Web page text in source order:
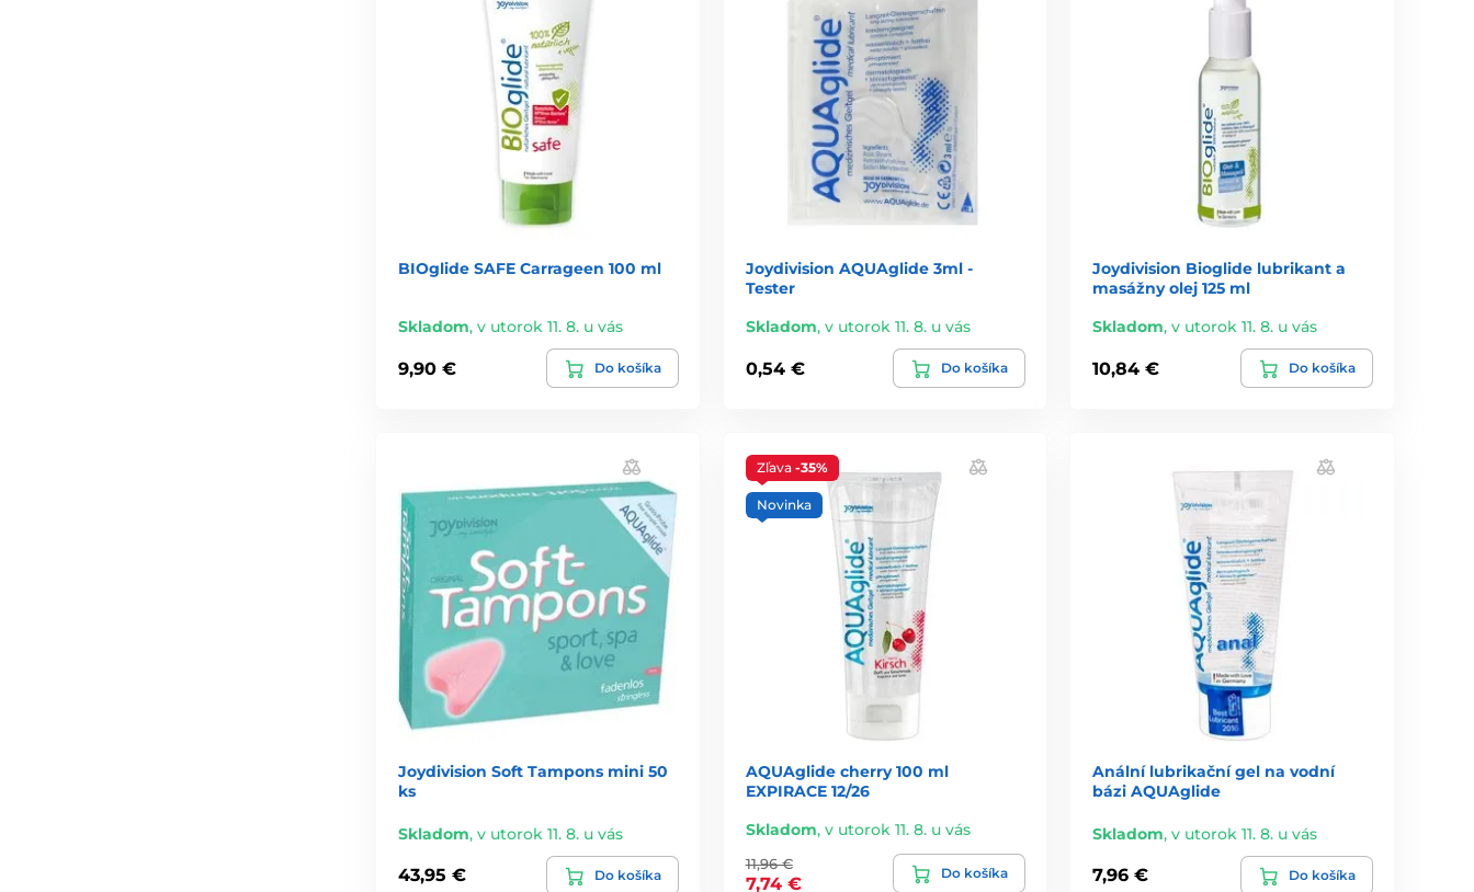
BIOglide SAFE Carrageen 100 ml
Skladom, v utorok 11. 8. u vás
9,90 € Do košíka
Joydivision AQUAglide 3ml -
Tester
Skladom, v utorok 11. 8. u vás
0,54 € Do košíka
Joydivision Bioglide lubrikant a
masážny olej 125 ml
Skladom,v utorok 11. 8. u vás
10,84 € Do košíka
Joydivision Soft Tampons mini 50
ks
Skladom, v utorok 11. 8. u vás
43,95 € Do košíka
Zľava -35%
Novinka
AQUAglide cherry 100 ml
EXPIRACE 12/26
Skladom, v utorok 11. 8. u vás
11,96 €
7,74 €
Do košíka
Anální lubrikační gel na vodní
bázi AQUAglide
Skladom,v utorok 11. 8. u vás
7,96 € Do košíka